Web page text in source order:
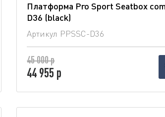
Платформа Pro Sport Seatbox
D36 (blaсk)
Артикул PPSSC-D36
45 000 р
44 955 р